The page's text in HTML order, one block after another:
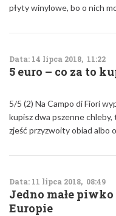
płyty winylowe, bo o nich
Data: 14 lipca 2018, 11:22
5 euro – co za to
5/5 (2) Na Campo di Fiori
kupisz dwa pszenne
zjeść przyzwoity obiad albo
Data: 11 lipca 2018, 08:49
Jedno małe
Europie